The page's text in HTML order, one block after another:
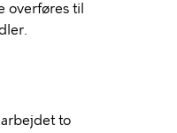
overføres til
to